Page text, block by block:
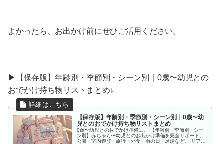
よかったら、お出かけ前にぜひご活用ください。
▶︎【保存版】年齢別・季節別・シーン別｜0歳〜幼児との
おでかけ持ち物リストまとめ↓
【保存版】年齢別・季節別・シーン別｜0歳〜幼
児とのおでかけ持ち物リストまとめ
0歳〜幼児とのおでかけ準備に。 【年齢別・季節別・シー
ン別】赤ちゃん〜幼児とのお出かけ準備を完全サポート。
公園・室内遊び・旅行・外食・雨の日・足湯など、 リアル